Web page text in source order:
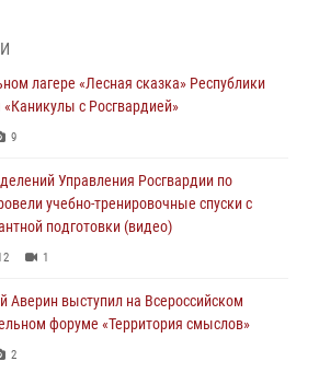
Росгвардии провели занятие по
2
выступил на Всероссийском
форуме «Территория смыслов»
матчевого турнира на Кубок
7
лагере «Лесная сказка» Республики
с Росгвардией»
9
Управления Росгвардии по
учебно-тренировочные спуски с
подготовки (видео)
1
Аверин выступил на Всероссийском
форуме «Территория смыслов»
2